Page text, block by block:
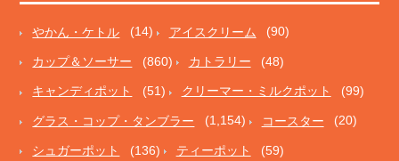
やかん・ケトル (14) アイスクリーム (90)
カップ＆ソーサー (860) カトラリー (48)
キャンディポット (51) クリーマー・ミルクポット (99)
グラス・コップ・タンブラー (1,154) コースター (20)
シュガーポット (136) ティーポット (59)